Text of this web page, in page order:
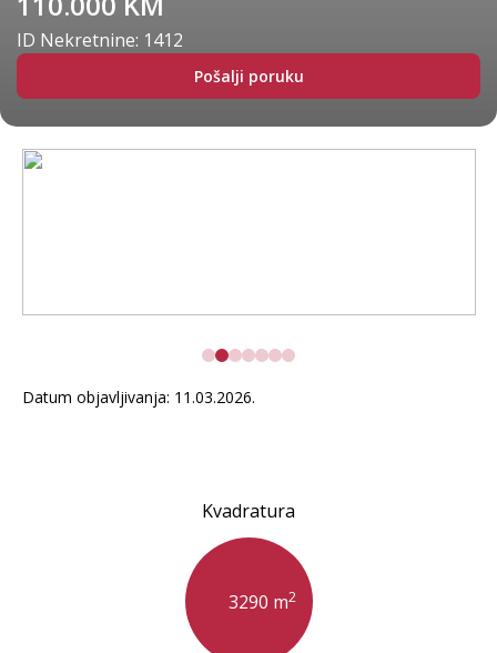
ID Nekretnine: 1412
Pošalji poruku
Datum objavljivanja: 11.03.2026.
Kvadratura
3290 m2